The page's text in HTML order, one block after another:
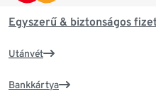
Egyszerű & biztonságos
Utánvét
Bankkártya